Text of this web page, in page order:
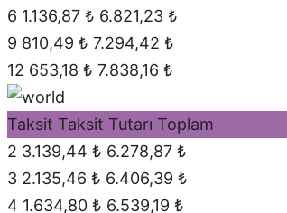
6 1.136,87 ₺ 6.821,23 ₺
9 810,49 ₺ 7.294,42 ₺
12 653,18 ₺ 7.838,16 ₺
Taksit Taksit Tutarı Toplam
2 3.139,44 ₺ 6.278,87 ₺
3 2.135,46 ₺ 6.406,39 ₺
4 1.634,80 ₺ 6.539,19 ₺